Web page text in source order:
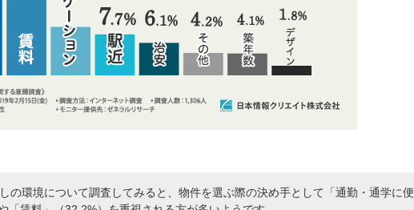
の環境について調査してみると、物件を選ぶ際の決め手として「通勤・通学に便